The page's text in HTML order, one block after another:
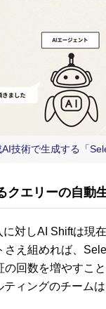
技術で生成する「
クエリーの自動
対しAI Shiftは現
え組めれば、
回数を増やすこ
ィングのチーム